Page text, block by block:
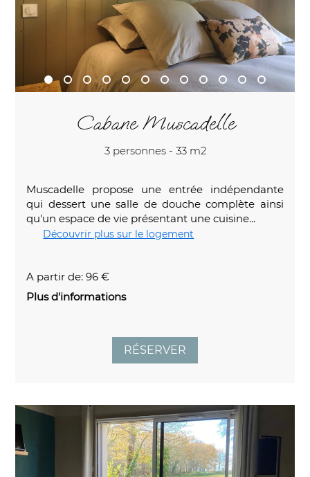
Cabane Muscadelle
3 personnes - 33 m2
Muscadelle propose une entrée indépendante
qui dessert une salle de douche complète ainsi
qu'un espace de vie présentant une cuisine...
Découvrir plus sur le logement
A partir de: 96 €
Plus d'informations
RÉSERVER